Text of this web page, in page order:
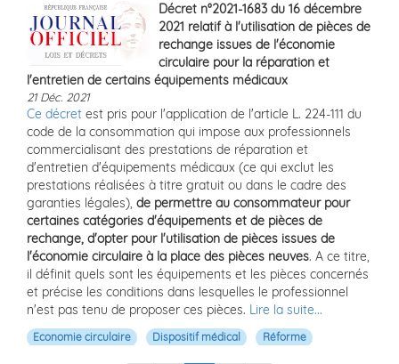
Décret n°2021-1683 du 16 décembre
2021 relatif à l'utilisation de pièces de
rechange issues de l'économie
circulaire pour la réparation et
l'entretien de certains équipements médicaux
21 Déc. 2021
Ce décret est pris pour l'application de l'article L. 224-111 du
code de la consommation qui impose aux professionnels
commercialisant des prestations de réparation et
d'entretien d'équipements médicaux (ce qui exclut les
prestations réalisées à titre gratuit ou dans le cadre des
garanties légales), de permettre au consommateur pour
certaines catégories d'équipements et de pièces de
rechange, d'opter pour l'utilisation de pièces issues de
l'économie circulaire à la place des pièces neuves. A ce titre,
il définit quels sont les équipements et les pièces concernés
et précise les conditions dans lesquelles le professionnel
n'est pas tenu de proposer ces pièces. Lire la suite...
Economie circulaire Dispositif médical Réforme